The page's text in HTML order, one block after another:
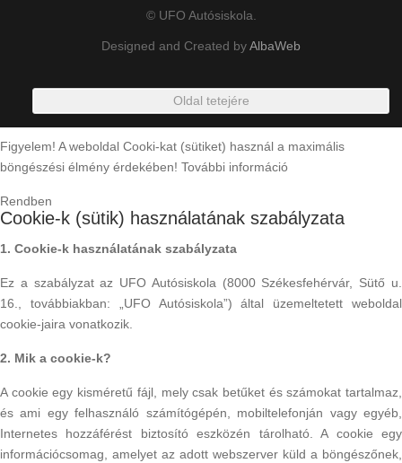
© UFO Autósiskola.
Designed and Created byAlbaWeb
Oldal tetejére
Figyelem! A weboldal Cooki-kat (sütiket) használ a maximális
böngészési élmény érdekében! További információ
Rendben
Cookie-k (sütik) használatának szabályzata
1. Cookie-k használatának szabályzata
Ez a szabályzat az UFO Autósiskola (8000 Székesfehérvár, Sütő u.
16., továbbiakban: „UFO Autósiskola”) által üzemeltetett weboldal
cookie-jaira vonatkozik.
2. Mik a cookie-k?
A cookie egy kisméretű fájl, mely csak betűket és számokat tartalmaz,
és ami egy felhasználó számítógépén, mobiltelefonján vagy egyéb,
Internetes hozzáférést biztosító eszközén tárolható. A cookie egy
információcsomag, amelyet az adott webszerver küld a böngészőnek,